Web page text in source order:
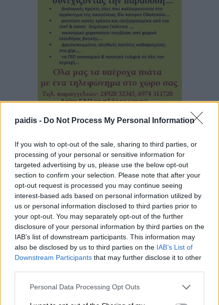
paidis - Do Not Process My Personal Information
If you wish to opt-out of the sale, sharing to third parties, or
processing of your personal or sensitive information for
targeted advertising by us, please use the below opt-out
section to confirm your selection. Please note that after your
opt-out request is processed you may continue seeing
interest-based ads based on personal information utilized by
us or personal information disclosed to third parties prior to
your opt-out. You may separately opt-out of the further
disclosure of your personal information by third parties on the
IAB’s list of downstream participants. This information may
also be disclosed by us to third parties on the IAB’s List of
Downstream Participants that may further disclose it to other
Personal Data Processing Opt Outs
▌ΤΕΛΕΥΤΑΙΑ ΝΕΑ